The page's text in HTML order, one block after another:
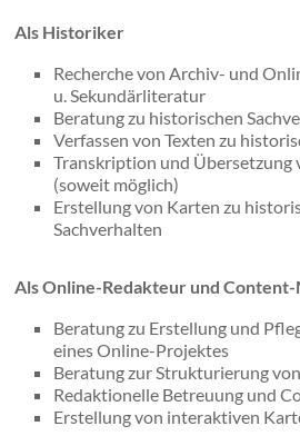
Als Historiker
Recherche von Archiv- und
u. Sekundärliteratur
Beratung zu historischen
Verfassen von Texten zu
Transkription und Übersetzung
(soweit möglich)
Erstellung von Karten zu
Sachverhalten
Als Online-Redakteur und
Beratung zu Erstellung und
eines Online-Projektes
Beratung zur Strukturierung
Redaktionelle Betreuung und
Erstellung von interaktiven